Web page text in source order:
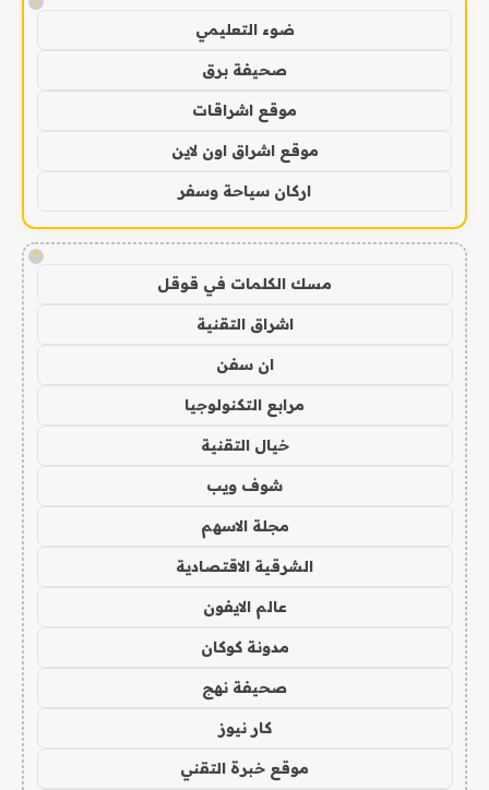
ضوء التعليمي
صحيفة برق
موقع اشراقات
موقع اشراق اون لاين
اركان سياحة وسفر
!
مسك الكلمات في قوقل
اشراق التقنية
ان سفن
مرابع التكنولوجيا
خيال التقنية
شوف ويب
مجلة الاسهم
الشرقية الاقتصادية
عالم الايفون
مدونة كوكان
صحيفة نهج
كار نيوز
موقع خبرة التقني